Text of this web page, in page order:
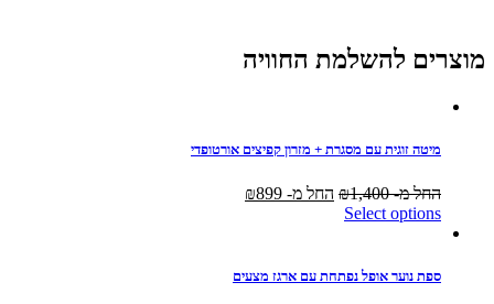
מוצרים להשלמת החוויה
מיטה זוגית עם מסגרת + מזרון קפיצים אורטופדי
החל מ- ₪1,400 החל מ- ₪899
Select options
ספת נוער אופל נפתחת עם ארגז מצעים